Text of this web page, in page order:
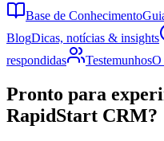
Base de Conhecimento
BlogDicas, notícias & insights
respondidas
TestemunhosO
Pronto para
RapidStart CRM?